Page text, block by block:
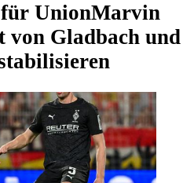
UnionMarvin
Gladbach und